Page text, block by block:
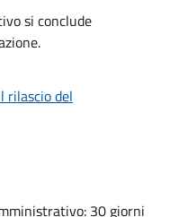
si conclude
rilascio del
30 giorni